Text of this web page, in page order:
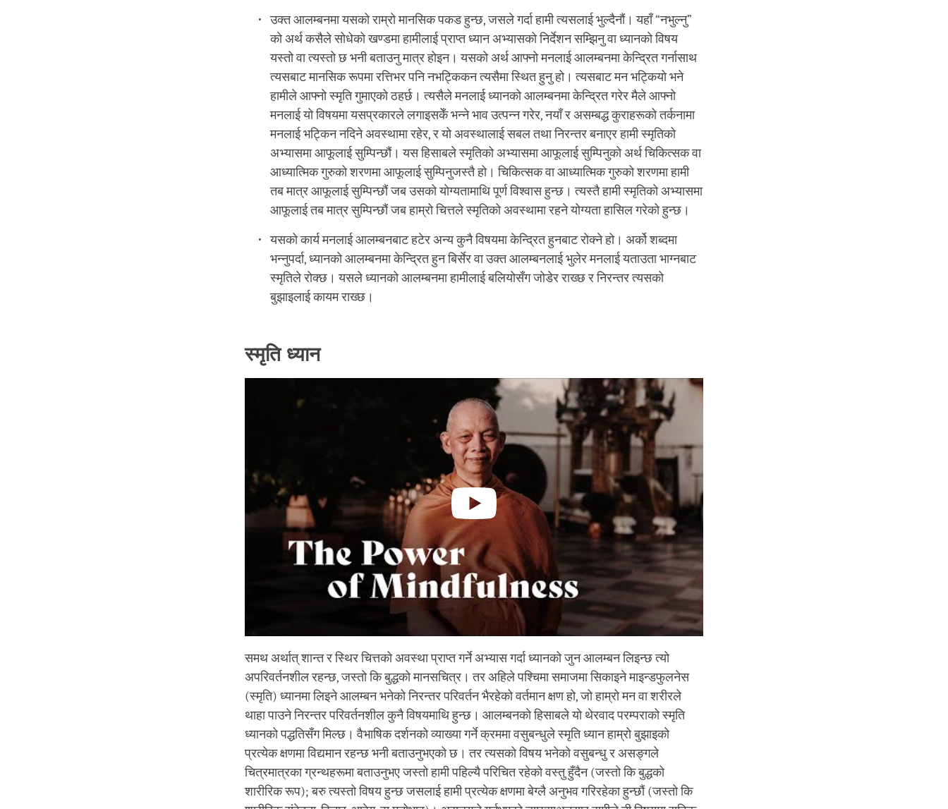
उक्त आलम्बनमा यसको राम्रो मानसिक पकड हुन्छ, जसले गर्दा हामी त्यसलाई भुल्दैनौं। यहाँ “नभुल्नु”
को अर्थ कसैले सोधेको खण्डमा हामीलाई प्राप्त ध्यान अभ्यासको निर्देशन सम्झिनु वा ध्यानको विषय
यस्तो वा त्यस्तो छ भनी बताउनु मात्र होइन। यसको अर्थ आफ्नो मनलाई आलम्बनमा केन्द्रित गर्नासाथ
त्यसबाट मानसिक रूपमा रत्तिभर पनि नभट्किकन त्यसैमा स्थित हुनु हो। त्यसबाट मन भट्कियो भने
हामीले आफ्नो स्मृति गुमाएको ठहर्छ। त्यसैले मनलाई ध्यानको आलम्बनमा केन्द्रित गरेर मैले आफ्नो
मनलाई यो विषयमा यसप्रकारले लगाइसकेँ भन्ने भाव उत्पन्न गरेर, नयाँ र असम्बद्ध कुराहरूको तर्कनामा
मनलाई भट्किन नदिने अवस्थामा रहेर, र यो अवस्थालाई सबल तथा निरन्तर बनाएर हामी स्मृतिको
अभ्यासमा आफूलाई सुम्पिन्छौं। यस हिसाबले स्मृतिको अभ्यासमा आफूलाई सुम्पिनुको अर्थ चिकित्सक वा
आध्यात्मिक गुरुको शरणमा आफूलाई सुम्पिनुजस्तै हो। चिकित्सक वा आध्यात्मिक गुरुको शरणमा हामी
तब मात्र आफूलाई सुम्पिन्छौं जब उसको योग्यतामाथि पूर्ण विश्वास हुन्छ। त्यस्तै हामी स्मृतिको अभ्यासमा
आफूलाई तब मात्र सुम्पिन्छौं जब हाम्रो चित्तले स्मृतिको अवस्थामा रहने योग्यता हासिल गरेको हुन्छ।
यसको कार्य मनलाई आलम्बनबाट हटेर अन्य कुनै विषयमा केन्द्रित हुनबाट रोक्ने हो। अर्को शब्दमा
भन्नुपर्दा, ध्यानको आलम्बनमा केन्द्रित हुन बिर्सेर वा उक्त आलम्बनलाई भुलेर मनलाई यताउता भाग्नबाट
स्मृतिले रोक्छ। यसले ध्यानको आलम्बनमा हामीलाई बलियोसँग जोडेर राख्छ र निरन्तर त्यसको
बुझाइलाई कायम राख्छ।
स्मृति ध्यान
समथ अर्थात् शान्त र स्थिर चित्तको अवस्था प्राप्त गर्ने अभ्यास गर्दा ध्यानको जुन आलम्बन लिइन्छ त्यो
अपरिवर्तनशील रहन्छ, जस्तो कि बुद्धको मानसचित्र। तर अहिले पश्चिमा समाजमा सिकाइने माइन्डफुलनेस
(स्मृति) ध्यानमा लिइने आलम्बन भनेको निरन्तर परिवर्तन भैरहेको वर्तमान क्षण हो, जो हाम्रो मन वा शरीरले
थाहा पाउने निरन्तर परिवर्तनशील कुनै विषयमाथि हुन्छ। आलम्बनको हिसाबले यो थेरवाद परम्पराको स्मृति
ध्यानको पद्धतिसँग मिल्छ। वैभाषिक दर्शनको व्याख्या गर्ने क्रममा वसुबन्धुले स्मृति ध्यान हाम्रो बुझाइको
प्रत्येक क्षणमा विद्यमान रहन्छ भनी बताउनुभएको छ। तर त्यसको विषय भनेको वसुबन्धु र असङ्गले
चित्रमात्रका ग्रन्थहरूमा बताउनुभए जस्तो हामी पहिल्यै परिचित रहेको वस्तु हुँदैन (जस्तो कि बुद्धको
शारीरिक रूप); बरु त्यस्तो विषय हुन्छ जसलाई हामी प्रत्येक क्षणमा बेग्लै अनुभव गरिरहेका हुन्छौं (जस्तो कि